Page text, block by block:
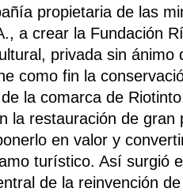
propietaria de las
a crear la Fundación
privada sin ánimo
como fin la
la comarca de
la restauración de gran
en valor y
turístico. Así surgió
de la reinvención